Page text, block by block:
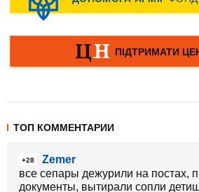
ТОП КОММЕНТАРИИ
+28
Zemer
все сепары дежурили на постах,
документы, вытирали сопли